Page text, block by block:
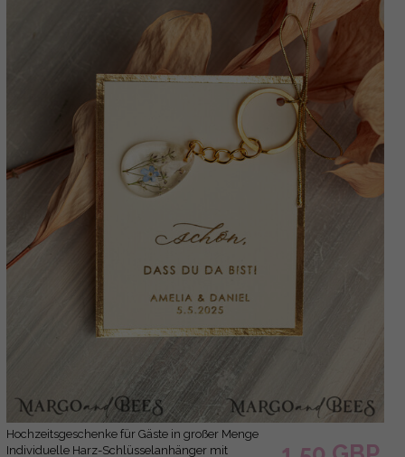
Hochzeitsgeschenke für Gäste in großer Menge
Individuelle Harz-Schlüsselanhänger mit